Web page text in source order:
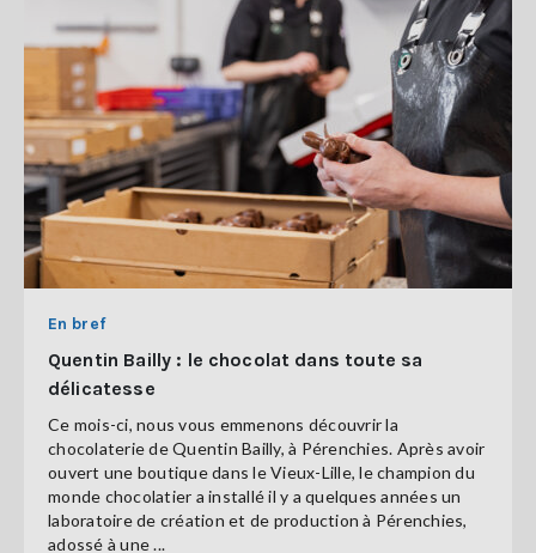
En bref
Quentin Bailly : le chocolat dans toute sa
délicatesse
Ce mois-ci, nous vous emmenons découvrir la
chocolaterie de Quentin Bailly, à Pérenchies. Après avoir
ouvert une boutique dans le Vieux-Lille, le champion du
monde chocolatier a installé il y a quelques années un
laboratoire de création et de production à Pérenchies,
adossé à une ...